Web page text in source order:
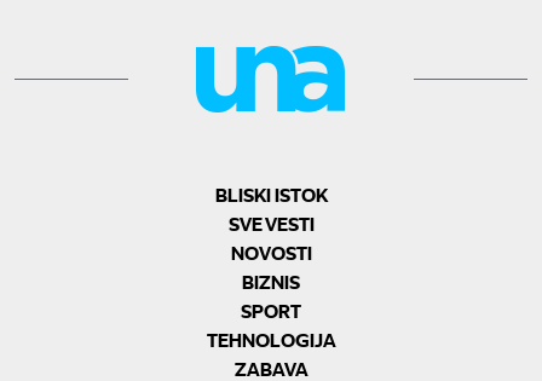
BLISKI ISTOK
SVE VESTI
NOVOSTI
BIZNIS
SPORT
TEHNOLOGIJA
ZABAVA